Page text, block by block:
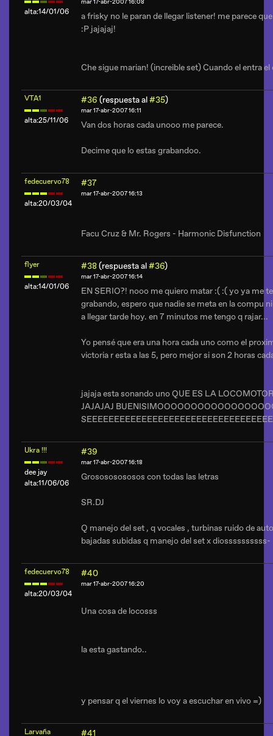
alta:14/01/06
mar 17-abr-2007 16:08
a frisky no le paran de llegar listener! me parece
:P jajajaj!
Che sigue marian! (increible set) Cuando el entra
VTA1
alta:25/11/06
#36 (respuesta al#35)
mar 17-abr-2007 16:11
Van dos horas cada unooo me parece.
Decime que lo estas grabandoo.
fedecuervo78
alta:20/03/04
#37
mar 17-abr-2007 16:13
Facu Cruz & Mr. Rogers - Harmonic Disfunction
flyer
alta:14/01/06
#38(respuesta al#36)
mar 17-abr-2007 16:14
EN SERIO?! nooo me quiero matar :( :( yo ya me
grabando, espero que nadie se meta en la compu
a llegar tarde hoy. en 7 minutos me tengo q rajar...
Yo pensé que era una hora cada uno como el
victoria r esta a las 5, pero mejor si son 2 horas
jajaja esta sonando uno QUE ES LA
JAJAJAJ
Ukra !!!
dee jay
alta:11/06/06
#39
mar 17-abr-2007 16:18
Grosososososos con todas las letras
SR.DJ
Q manejo del set , q vocales , turbinas ruido de
bajadas subidas q manejo del set x diossssssssss-
fedecuervo78
alta:20/03/04
#40
mar 17-abr-2007 16:20
Una cosa de locosss
la esta gastando..
y pensar q el viernes lo voy a escuchar en vivo =)
Larvaña #41